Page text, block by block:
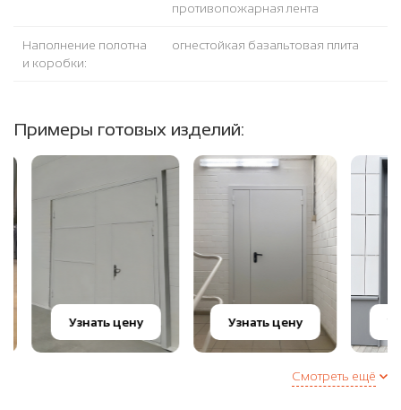
противопожарная лента
Наполнение полотна
и коробки:
огнестойкая базальтовая плита
Примеры готовых изделий:
Узнать цену Узнать цену
Смотреть ещё